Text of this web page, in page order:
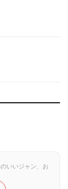
いいジャン、お